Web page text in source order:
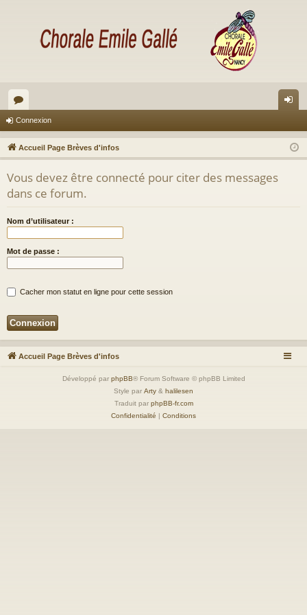
or
u
m
s
ne
xi
Connexion
Accueil Page Brèves d'infos
Vous devez être connecté pour citer des messages
dans ce forum.
Nom d’utilisateur :
Mot de passe :
Cacher mon statut en ligne pour cette session
Accueil Page Brèves d'infos
Développé par phpBB® Forum Software © phpBB Limited
Style par Arty & halilesen
Traduit par phpBB-fr.com
Confidentialité | Conditions